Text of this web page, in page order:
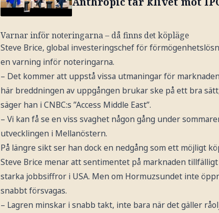
Varnar inför noteringarna – då finns det köpläge
Steve Brice, global investeringschef för
en varning inför noteringarna.
– Det kommer att uppstå vissa utmaningar för
här breddningen av uppgången brukar ske på ett bra
säger han i CNBC:s ”Access Middle East”.
– Vi kan få se en viss svaghet någon gång under
utvecklingen i Mellanöstern.
På längre sikt ser han dock en nedgång som ett möjligt
Steve Brice menar att sentimentet på marknaden
starka jobbsiffror i USA. Men om Hormuzsundet inte
snabbt försvagas.
– Lagren minskar i snabb takt, inte bara när det gäller